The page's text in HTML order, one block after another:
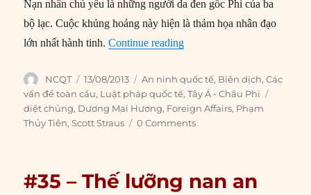
#35 – Thế lưỡng nan an
ninh và xung đột sắc tộc